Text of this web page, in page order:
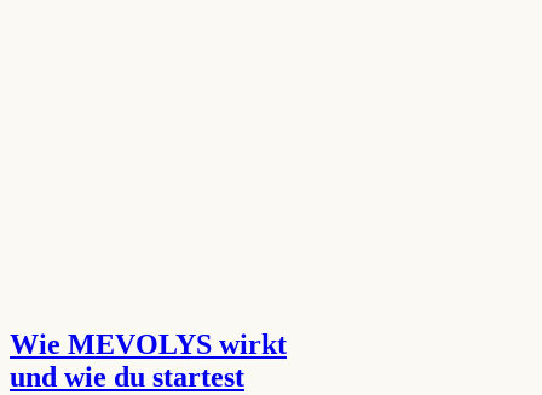
Wie MEVOLYS wirkt
und wie du startest